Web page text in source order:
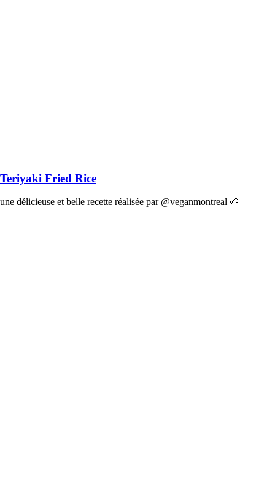
Teriyaki Fried Rice
une délicieuse et belle recette réalisée par @veganmontreal 🌱